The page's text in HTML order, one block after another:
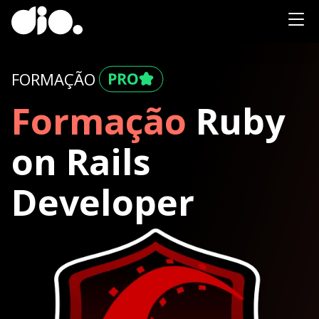
FORMAÇÃO
Formação Ruby
on Rails
Developer